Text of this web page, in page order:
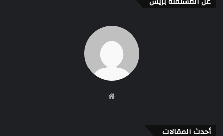
أحدث المقالات